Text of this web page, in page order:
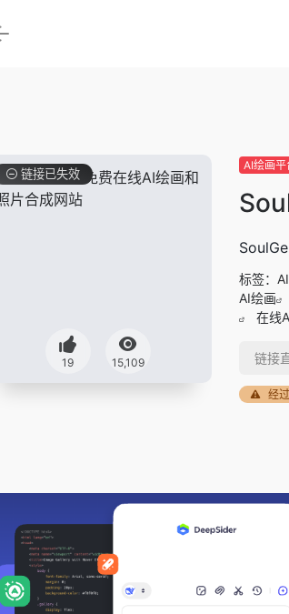
19 15,109
链接已失效
AI绘画平
标签：
AI绘画
在线
链接
经